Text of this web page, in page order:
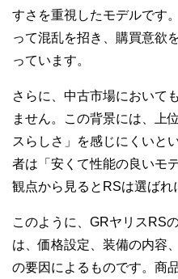
すさを重視したモデルです
って混乱を招き、購買意欲
っています。
さらに、中古市場において
ません。この背景には、上
スらしさ」を感じにくいと
者は「安くて性能の良いモ
観点から見るとRSは選ばれ
このように、GRヤリスRS
は、価格設定、装備の内容
の要因によるものです。商